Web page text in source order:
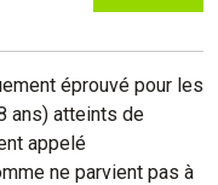
éprouvé pour les
ans) atteints de
appelé
ne parvient pas à